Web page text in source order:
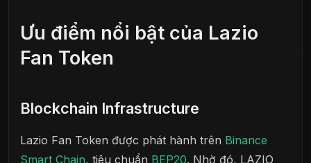
Ưu điểm nổi bật của Lazio
Fan Token
Blockchain Infrastructure
Lazio Fan Token được phát hành trên Binance
Smart Chain, tiêu chuẩn BEP20. Nhờ đó, LAZIO